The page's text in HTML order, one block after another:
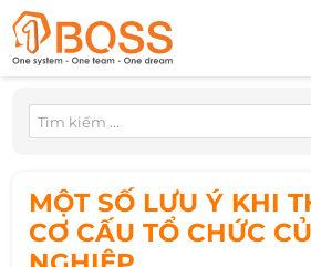
MỘT SỐ LƯU Ý KHI
CƠ CẤU TỔ CHỨC